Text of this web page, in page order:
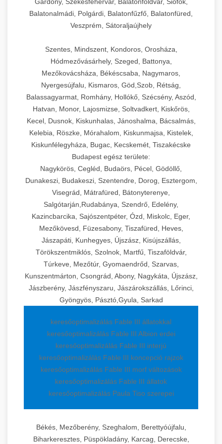
Balatonalmádi, Polgárdi, Balatonfűzfő, Balatonfüred,
Veszprém, Sátoraljaújhely
Szentes, Mindszent, Kondoros, Orosháza,
Hódmezővásárhely, Szeged, Battonya,
Mezőkovácsháza, Békéscsaba, Nagymaros,
Nyergesújfalu, Kismaros, Göd,Szob, Rétság,
Balassagyarmat, Romhány, Hollókő, Szécsény, Aszód,
Hatvan, Monor, Lajosmizse, Soltvadkert, Kiskőrös,
Kecel, Dusnok, Kiskunhalas, Jánoshalma, Bácsalmás,
Kelebia, Röszke, Mórahalom, Kiskunmajsa, Kistelek,
Kiskunfélegyháza, Bugac, Kecskemét, Tiszakécske
Budapest egész területe:
Nagykörös, Cegléd, Budaörs, Pécel, Gödöllő,
Dunakeszi, Budakeszi, Szentendre, Dorog, Esztergom,
Visegrád, Mátrafüred, Bátonyterenye,
Salgótarján,Rudabánya, Szendrő, Edelény,
Kazincbarcika, Sajószentpéter, Ózd, Miskolc, Eger,
Mezőkövesd, Füzesabony, Tiszafüred, Heves,
Jászapáti, Kunhegyes, Újszász, Kisújszállás,
Törökszentmiklós, Szolnok, Martfű, Tiszaföldvár,
Túrkeve, Mezőtúr, Gyomaendrőd, Szarvas,
Kunszentmárton, Csongrád, Abony, Nagykáta, Újszász,
Jászberény, Jászfényszaru, Jászárokszállás, Lőrinci,
Gyöngyös, Pásztó,Gyula, Sarkad
keresőoptimalizálás Fable III állatokkal
keresőoptimalizálás Fable III Albion erdei
keresőoptimalizálás Fable III interjú
keresőoptimalizálás Fable III koncepció rajzok
keresőoptimalizálás Fable III morf változások
keresőoptimalizálás Fable III állatok
keresőoptimalizálás Paula Tiso szerepei
Békés, Mezőberény, Szeghalom, Berettyóújfalu,
Biharkeresztes, Püspökladány, Karcag, Derecske,